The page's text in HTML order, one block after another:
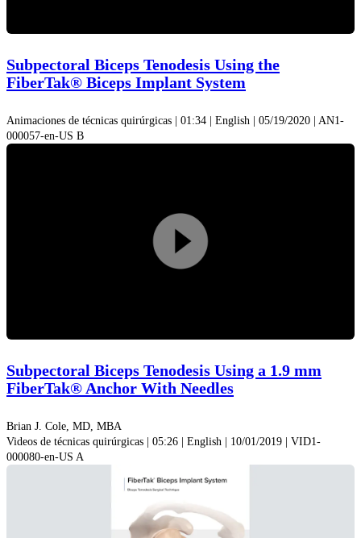
Video
Subpectoral Biceps Tenodesis Using the
FiberTak® Biceps Implant System
Animaciones de técnicas quirúrgicas | 01:34 | English | 05/19/2020 | AN1-
000057-en-US B
Play
Video
Subpectoral Biceps Tenodesis Using a 1.9 mm
FiberTak® Anchor With Needles
Brian J. Cole, MD, MBA
Videos de técnicas quirúrgicas | 05:26 | English | 10/01/2019 | VID1-
000080-en-US A